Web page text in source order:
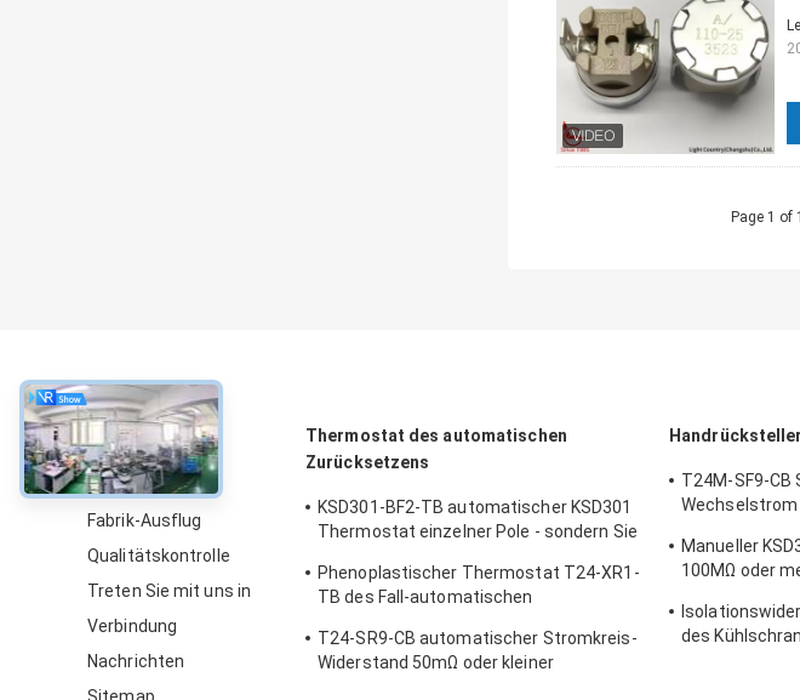
Page 1 of
über
Über uns
Fabrik-Ausflug
Qualitätskontrolle
Treten Sie mit uns in
Verbindung
Nachrichten
Thermostat des automatischen
Zurücksetzens
KSD301-BF2-TB automatischer KSD301
Thermostat einzelner Pole - sondern Sie
Phenoplastischer Thermostat T24-XR1-
TB des Fall-automatischen
Temp 0℃~250℃ UL/CUL
T24-SR9-CB automatischer Stromkreis-
Widerstand 50mΩ oder kleiner
T24M-SF9-
Wechselstrom
Min.
Manueller
100MΩ oder
des